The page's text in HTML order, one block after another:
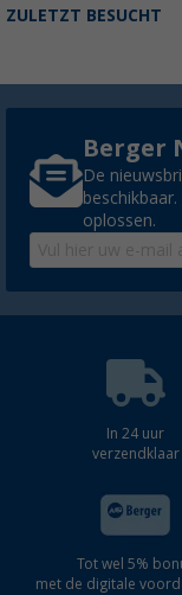
ZULETZT BESUCHT
Berger
De
oplossen.
In 24 uur
verzendklaar
Tot wel 5%
met de digitale